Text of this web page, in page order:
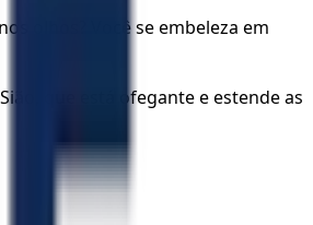
olhos? Você se embeleza em
que está ofegante e estende as